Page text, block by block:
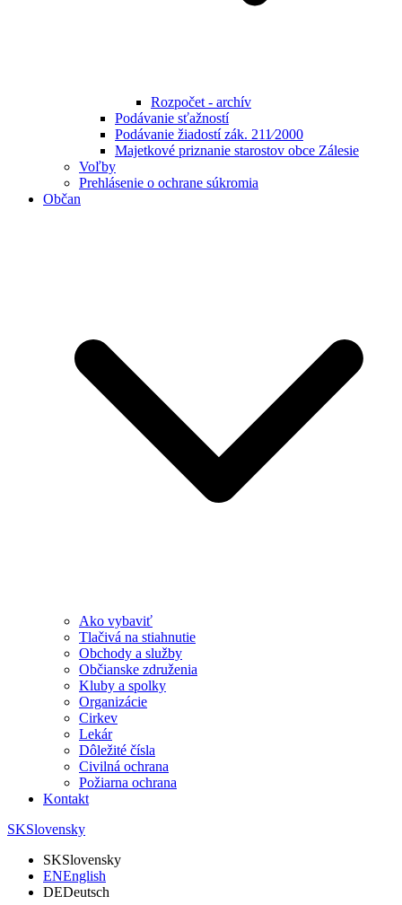
Rozpočet - archív
Podávanie sťažností
Podávanie žiadostí zák. 211⁄2000
Majetkové priznanie starostov obce Zálesie
Voľby
Prehlásenie o ochrane súkromia
Občan
Ako vybaviť
Tlačivá na stiahnutie
Obchody a služby
Občianske združenia
Kluby a spolky
Organizácie
Cirkev
Lekár
Dôležité čísla
Civilná ochrana
Požiarna ochrana
Kontakt
SKSlovensky
SKSlovensky
ENEnglish
DEDeutsch